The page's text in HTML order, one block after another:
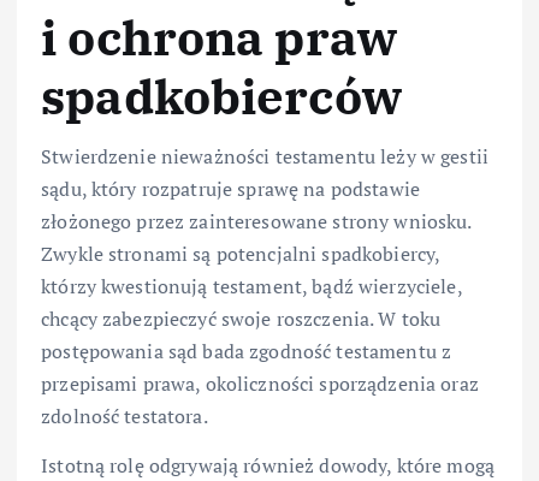
i ochrona praw
spadkobierców
Stwierdzenie nieważności testamentu leży w gestii
sądu, który rozpatruje sprawę na podstawie
złożonego przez zainteresowane strony wniosku.
Zwykle stronami są potencjalni spadkobiercy,
którzy kwestionują testament, bądź wierzyciele,
chcący zabezpieczyć swoje roszczenia. W toku
postępowania sąd bada zgodność testamentu z
przepisami prawa, okoliczności sporządzenia oraz
zdolność testatora.
Istotną rolę odgrywają również dowody, które mogą